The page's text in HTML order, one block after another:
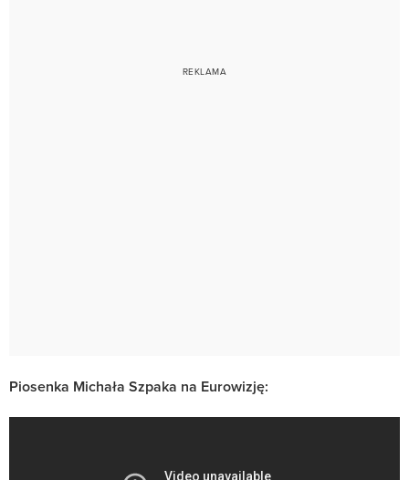
Piosenka Michała Szpaka na Eurowizję: